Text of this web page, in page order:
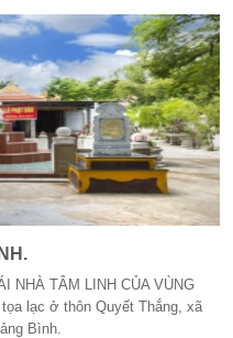
có những chuyến đi đáng nhớ
máy Honda 81 - 90cc từ ngày
NHÀ TÂM LINH CỦA VÙNG
lạc ở thôn Quyết Thắng, xã
Bình.